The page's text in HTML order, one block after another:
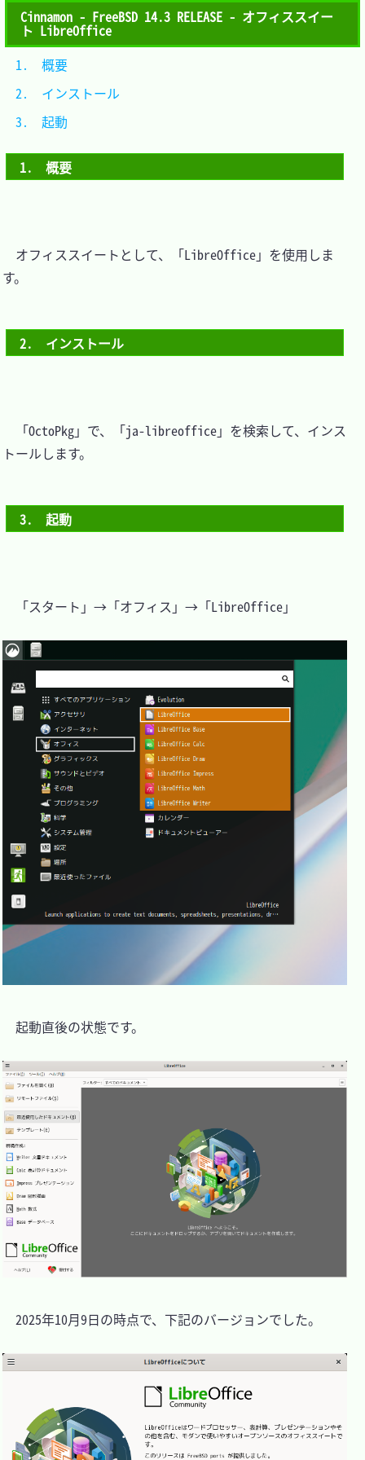
Cinnamon - FreeBSD 14.3 RELEASE - オフィススイー
ト LibreOffice
1.　概要
オフィススイートとして、「LibreOffice」を使用しま
す。
2.　インストール
「OctoPkg」で、「ja-libreoffice」を検索して、インス
トールします。
3.　起動
「スタート」→「オフィス」→「LibreOffice」
起動直後の状態です。
2025年10月9日の時点で、下記のバージョンでした。